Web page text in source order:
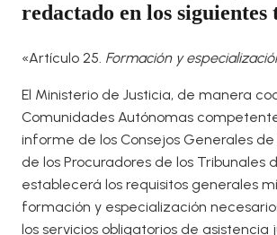
redactado en los siguientes
«Artículo 25. Formación y
El Ministerio de Justicia, de manera
Comunidades Autónomas
informe de los Consejos Generales
de los Procuradores de los Tribunales
establecerá los requisitos generales
formación y especialización
los servicios obligatorios de asistencia